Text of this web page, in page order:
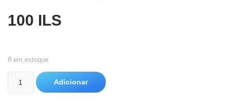
100 ILS
8 em estoque
Adicionar